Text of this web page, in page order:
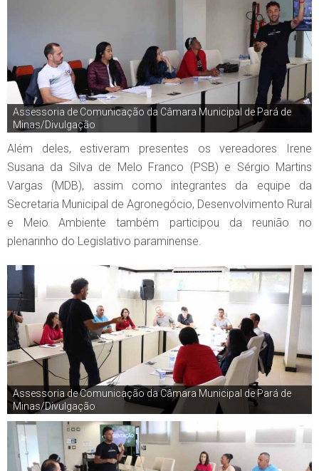
Assessoria de Comunicação da Câmara Municipal de Pará de
Minas/Divulgação
Além deles, estiveram presentes os vereadores Irene
Susana da Silva de Melo Franco (PSB) e Sérgio Martins
Vargas (MDB), assim como integrantes da equipe da
Secretaria Municipal de Agronegócio, Desenvolvimento Rural
e Meio Ambiente também participou da reunião no
plenarinho do Legislativo paraminense.
Assessoria de Comunicação da Câmara Municipal de Pará de
Minas/Divulgação